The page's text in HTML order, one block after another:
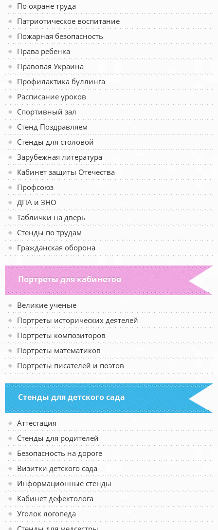
По охране труда
Патриотическое воспитание
Пожарная безопасность
Права ребенка
Правовая Украина
Профилактика буллинга
Расписание уроков
Спортивный зал
Стенд Поздравляем
Стенды для столовой
Зарубежная литература
Кабинет защиты Отечества
Профсоюз
ДПА и ЗНО
Таблички на дверь
Стенды по трудам
Гражданская оборона
Портреты для кабинетов
Великие ученые
Портреты исторических деятелей
Портреты композиторов
Портреты математиков
Портреты писателей и поэтов
Стенды для детского сада
Аттестация
Стенды для родителей
Безопасность на дороге
Визитки детского сада
Информационные стенды
Кабинет дефектолога
Уголок логопеда